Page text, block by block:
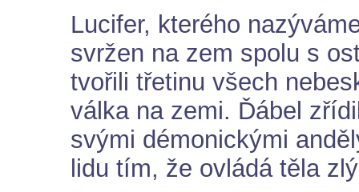
Lucifer, kterého
svržen na zem spolu s
tvořili třetinu všech
válka na zemi. Ďábel
svými démonickými
lidu tím, že ovládá těla